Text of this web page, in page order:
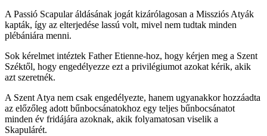
A Passió Scapular áldásának jogát kizárólagosan a Missziós Atyák
kapták, így az elterjedése lassú volt, mivel nem tudtak minden
plébániára menni.
Sok kérelmet intéztek Father Etienne-hoz, hogy kérjen meg a Szent
Széktől, hogy engedélyezze ezt a privilégiumot azokat kérik, akik
azt szeretnék.
A Szent Atya nem csak engedélyezte, hanem ugyanakkor hozzáadta
az előzőleg adott bűnbocsánatokhoz egy teljes bűnbocsánatot
minden év fridájára azoknak, akik folyamatosan viselik a
Skapulárét.